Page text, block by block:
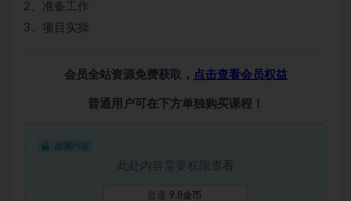
2、准备工作
3、项目实操
会员全站资源免费获取， 点击查看会员权益
普通用户可在下方单独购买课程！
隐藏内容
此处内容需要权限查看
普通 9.8金币